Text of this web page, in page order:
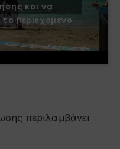
και να
περιεχόμενο
περιλαμβάνει